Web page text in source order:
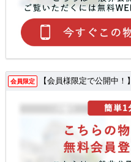
会員限定 【会員様限定で公開中！】